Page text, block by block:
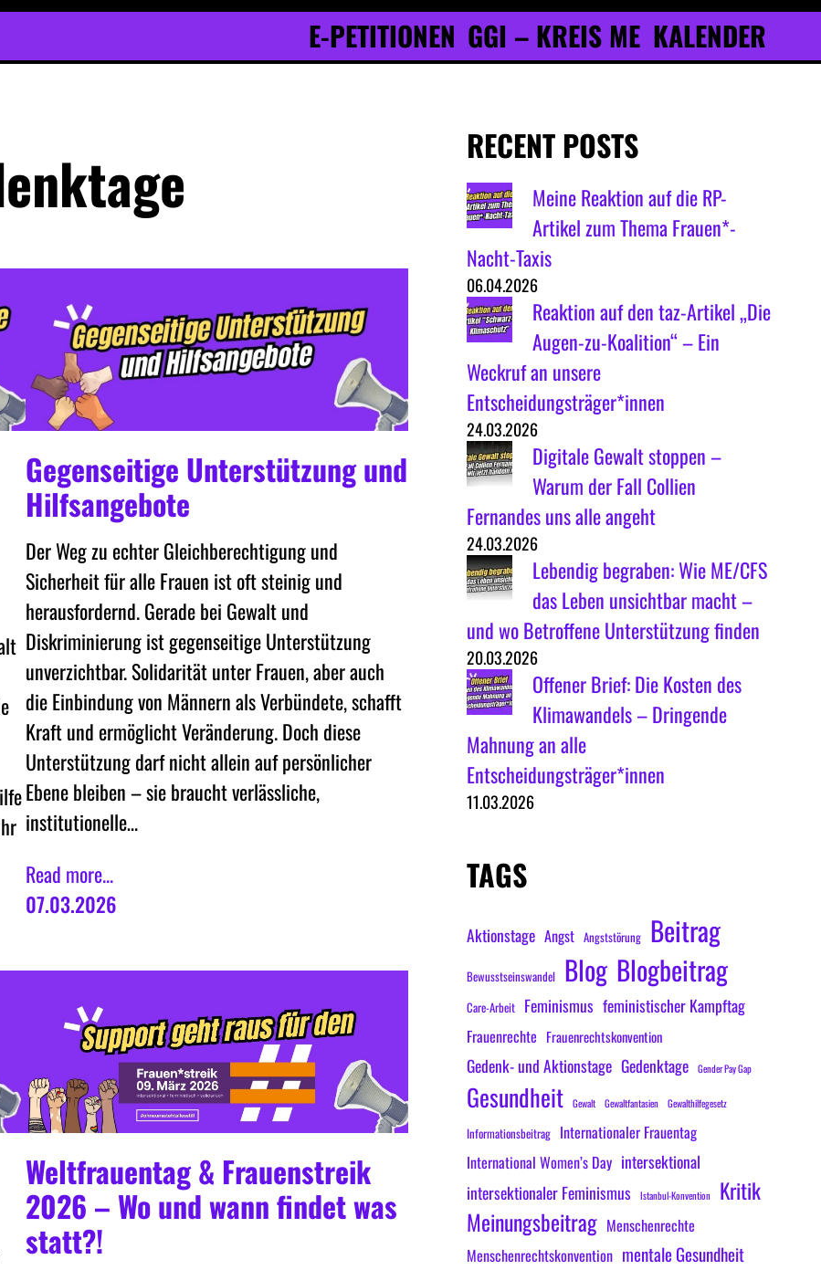
E-PETITIONEN GGI – KREIS ME KALENDER
Gegenseitige Unterstützung und
Hilfsangebote
Der Weg zu echter Gleichberechtigung und
Sicherheit für alle Frauen ist oft steinig und
herausfordernd. Gerade bei Gewalt und
Diskriminierung ist gegenseitige Unterstützung
unverzichtbar. Solidarität unter Frauen, aber auch
die Einbindung von Männern als Verbündete, schafft
Kraft und ermöglicht Veränderung. Doch diese
Unterstützung darf nicht allein auf persönlicher
Ebene bleiben – sie braucht verlässliche,
institutionelle…
Read more...
07.03.2026
Weltfrauentag & Frauenstreik
2026 – Wo und wann findet was
statt?!
RECENT POSTS
Meine Reaktion auf die RP-
Artikel zum Thema Frauen*-
Nacht-Taxis
06.04.2026
Reaktion auf den taz-Artikel „Die
Augen-zu-Koalition“ – Ein
Weckruf an unsere
Entscheidungsträger*innen
24.03.2026
Digitale Gewalt stoppen –
Warum der Fall Collien
Fernandes uns alle angeht
24.03.2026
Lebendig begraben: Wie ME/CFS
das Leben unsichtbar macht –
und wo Betroffene Unterstützung finden
20.03.2026
Offener Brief: Die Kosten des
Klimawandels – Dringende
Mahnung an alle
Entscheidungsträger*innen
11.03.2026
TAGS
Aktionstage Angst Angststörung Beitrag
Bewusstseinswandel Blog Blogbeitrag
Care-Arbeit Feminismus feministischer Kampftag
Frauenrechte Frauenrechtskonvention
Gedenk- und Aktionstage Gedenktage Gender Pay Gap
Gesundheit Gewalt Gewaltfantasien Gewalthilfegesetz
Informationsbeitrag Internationaler Frauentag
International Women’s Day intersektional
intersektionaler Feminismus
Istanbul-Konvention Kritik
Meinungsbeitrag Menschenrechte
Menschenrechtskonvention mentale Gesundheit